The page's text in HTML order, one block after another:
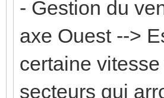
- Gestion du
axe Ouest -->
certaine
secteurs qui